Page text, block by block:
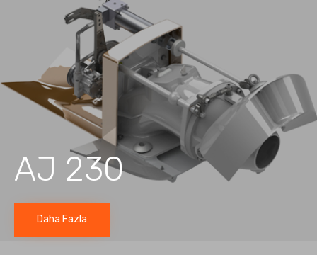
AJ 230
Daha Fazla